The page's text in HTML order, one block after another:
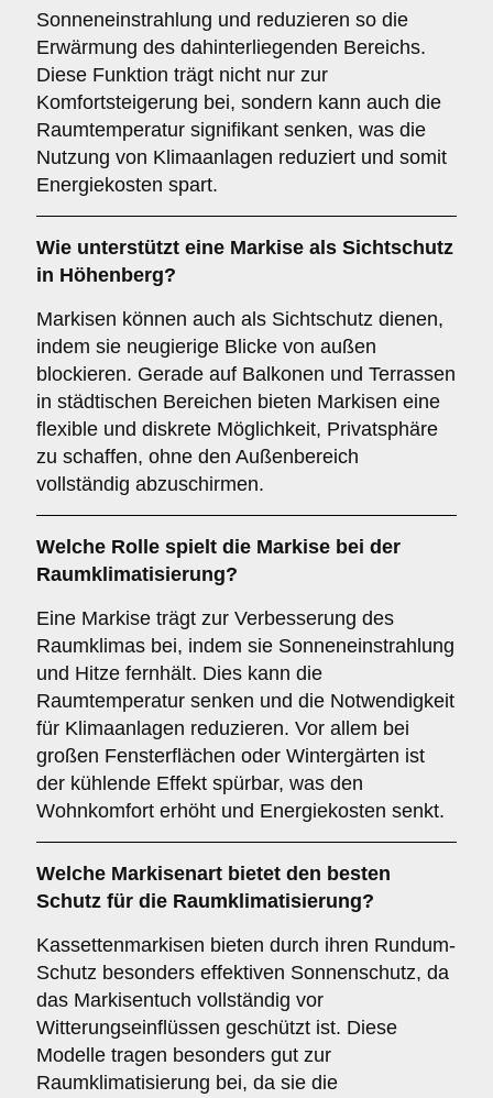
Sonneneinstrahlung und reduzieren so die
Erwärmung des dahinterliegenden Bereichs.
Diese Funktion trägt nicht nur zur
Komfortsteigerung bei, sondern kann auch die
Raumtemperatur signifikant senken, was die
Nutzung von Klimaanlagen reduziert und somit
Energiekosten spart.
Wie unterstützt eine Markise als Sichtschutz
in Höhenberg?
Markisen können auch als Sichtschutz dienen,
indem sie neugierige Blicke von außen
blockieren. Gerade auf Balkonen und Terrassen
in städtischen Bereichen bieten Markisen eine
flexible und diskrete Möglichkeit, Privatsphäre
zu schaffen, ohne den Außenbereich
vollständig abzuschirmen.
Welche Rolle spielt die Markise bei der
Raumklimatisierung?
Eine Markise trägt zur Verbesserung des
Raumklimas bei, indem sie Sonneneinstrahlung
und Hitze fernhält. Dies kann die
Raumtemperatur senken und die Notwendigkeit
für Klimaanlagen reduzieren. Vor allem bei
großen Fensterflächen oder Wintergärten ist
der kühlende Effekt spürbar, was den
Wohnkomfort erhöht und Energiekosten senkt.
Welche Markisenart bietet den besten
Schutz für die Raumklimatisierung?
Kassettenmarkisen bieten durch ihren Rundum-
Schutz besonders effektiven Sonnenschutz, da
das Markisentuch vollständig vor
Witterungseinflüssen geschützt ist. Diese
Modelle tragen besonders gut zur
Raumklimatisierung bei, da sie die